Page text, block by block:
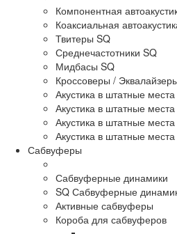
Компонентная
Коаксиальная
Твитеры SQ
Среднечастотники SQ
Мидбасы SQ
Кроссоверы /
Акустика в штатные
Акустика в штатные
Акустика в штатные
Акустика в штатные
Сабвуферы
Сабвуферные динамики
SQ Сабвуферные
Активные сабвуферы
Короба для сабвуферов